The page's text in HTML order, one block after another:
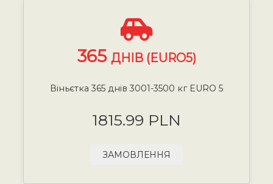
365 ДНІВ (EURO5)
Віньєтка 365 днів 3001-3500 кг EURO 5
1815.99 PLN
ЗАМОВЛЕННЯ